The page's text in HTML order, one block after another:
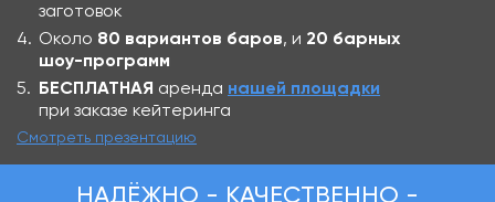
заготовок
Около 80 вариантов баров, и 20 барных
шоу-программ
БЕСПЛАТНАЯ аренда нашей площадки
при заказе кейтеринга
Смотреть презентацию
НАДЁЖНО - КАЧЕСТВЕННО -